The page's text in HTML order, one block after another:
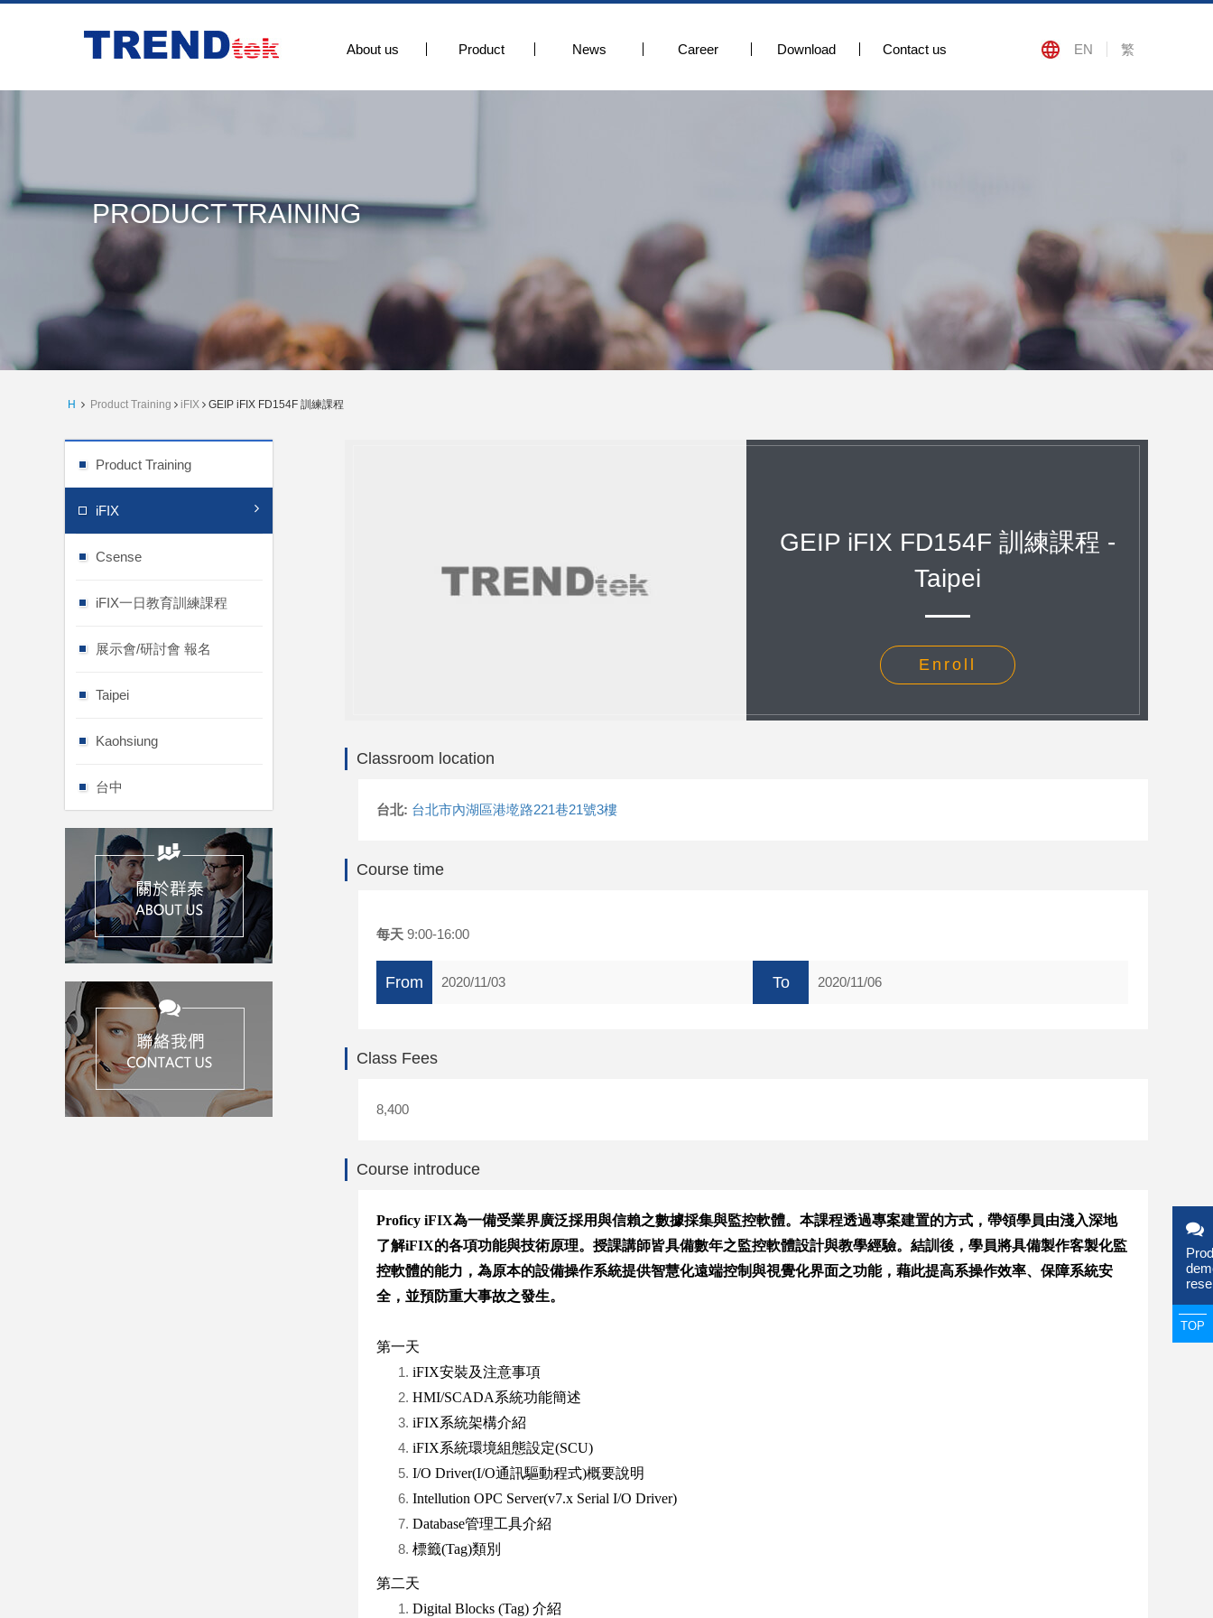
About us Product News Career Download Contact us EN 繁
PRODUCT TRAINING
H Product Training iFIX GEIP iFIX FD154F 訓練課程
Product Training
iFIX
Csense
iFIX一日教育訓練課程
展示會/研討會 報名
Taipei
Kaohsiung
台中
GEIP iFIX FD154F 訓練課程 -
Taipei
Enroll
Classroom location
台北: 台北市內湖區港墘路221巷21號3樓
Course time
每天 9:00-16:00
From 2020/11/03 To 2020/11/06
Class Fees
8,400
Course introduce
Proficy iFIX為一備受業界廣泛採用與信賴之數據採集與監控軟體。本課程透過專案建置的方式，帶領學員由淺入深地
了解iFIX的各項功能與技術原理。授課講師皆具備數年之監控軟體設計與教學經驗。結訓後，學員將具備製作客製化監
控軟體的能力，為原本的設備操作系統提供智慧化遠端控制與視覺化界面之功能，藉此提高系操作效率、保障系統安
全，並預防重大事故之發生。
第一天
iFIX安裝及注意事項
HMI/SCADA系統功能簡述
iFIX系統架構介紹
iFIX系統環境組態設定(SCU)
I/O Driver(I/O通訊驅動程式)概要說明
Intellution OPC Server(v7.x Serial I/O Driver)
Database管理工具介紹
標籤(Tag)類別
第二天
Digital Blocks (Tag) 介紹
TOP